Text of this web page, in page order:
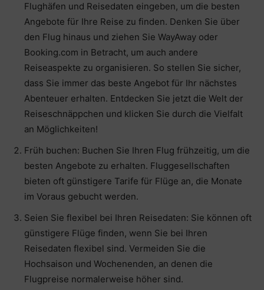
Flughäfen und Reisedaten eingeben, um die besten
Angebote für Ihre Reise zu finden. Denken Sie über
den Flug hinaus und ziehen Sie WayAway oder
Booking.com in Betracht, um auch andere
Reiseaspekte zu organisieren. So stellen Sie sicher,
dass Sie immer das beste Angebot für Ihr nächstes
Abenteuer erhalten. Entdecken Sie jetzt die Welt der
Reiseschnäppchen und klicken Sie durch die Vielfalt
an Möglichkeiten!
Früh buchen: Buchen Sie Ihren Flug frühzeitig, um die
besten Angebote zu erhalten. Fluggesellschaften
bieten oft günstigere Tarife für Flüge an, die Monate
im Voraus gebucht werden.
Seien Sie flexibel bei Ihren Reisedaten: Sie können oft
günstigere Flüge finden, wenn Sie bei Ihren
Reisedaten flexibel sind. Vermeiden Sie die
Hochsaison und Wochenenden, an denen die
Flugpreise normalerweise höher sind.